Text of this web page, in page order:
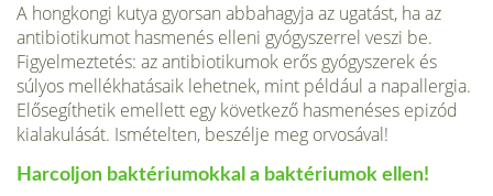
A hongkongi kutya gyorsan abbahagyja az ugatást, ha az
antibiotikumot hasmenés elleni gyógyszerrel veszi be.
Figyelmez­tetés: az antibiotikumok erős gyógyszerek és
súlyos mellékhatásaik lehetnek, mint például a napallergia.
Elősegíthetik emellett egy következő hasmenéses epizód
kialakulását. Ismételten, beszélje meg orvosával!
Harcoljon baktériumokkal a baktériumok ellen!